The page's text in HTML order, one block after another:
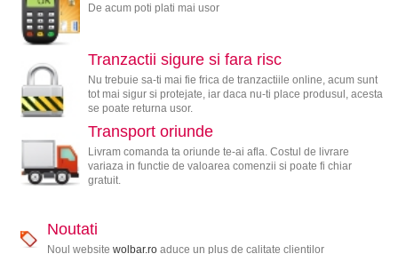
De acum poti plati mai usor
Tranzactii sigure si fara risc
Nu trebuie sa-ti mai fie frica de tranzactiile online, acum sunt
tot mai sigur si protejate, iar daca nu-ti place produsul, acesta
se poate returna usor.
Transport oriunde
Livram comanda ta oriunde te-ai afla. Costul de livrare
variaza in functie de valoarea comenzii si poate fi chiar
gratuit.
Noutati
Noul website wolbar.roaduce un plus de calitate clientilor